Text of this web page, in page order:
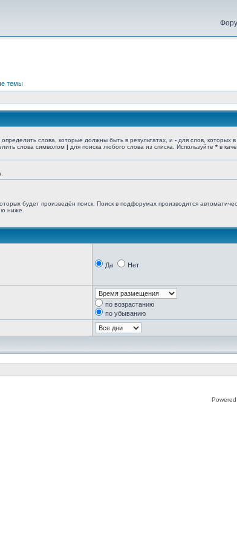
темы
определить слова, которые должны быть в результатах, и - для слов, которых в
слова символом | для поиска любого слова из списка. Используйте * в
будет произведён поиск. Поиск в подфорумах производится
ниже.
Да Нет
по возрастанию
по убыванию